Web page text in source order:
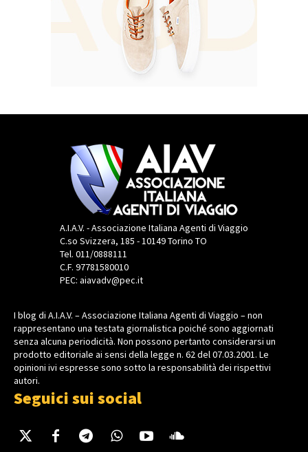
A.I.A.V. - Associazione Italiana Agenti di Viaggio
C.so Svizzera, 185 - 10149 Torino TO
Tel. 011/0888111
C.F. 97781580010
PEC: aiavadv@pec.it
I blog di A.I.A.V. – Associazione Italiana Agenti di Viaggio – non
rappresentano una testata giornalistica poiché sono aggiornati
senza alcuna periodicità. Non possono pertanto considerarsi un
prodotto editoriale ai sensi della legge n. 62 del 07.03.2001. Le
opinioni ivi espresse sono sotto la responsabilità dei rispettivi
autori.
Seguici sui social